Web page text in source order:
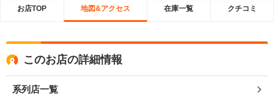
お店TOP 地図&アクセス 在庫一覧 クチコミ
このお店の詳細情報
系列店一覧